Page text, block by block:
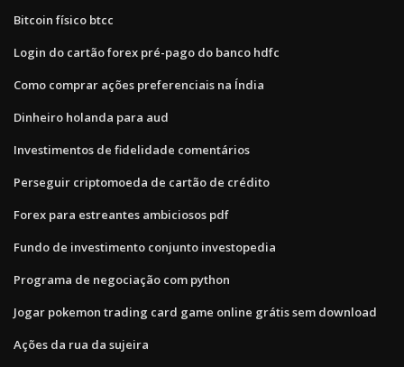
Bitcoin físico btcc
Login do cartão forex pré-pago do banco hdfc
Como comprar ações preferenciais na Índia
Dinheiro holanda para aud
Investimentos de fidelidade comentários
Perseguir criptomoeda de cartão de crédito
Forex para estreantes ambiciosos pdf
Fundo de investimento conjunto investopedia
Programa de negociação com python
Jogar pokemon trading card game online grátis sem download
Ações da rua da sujeira